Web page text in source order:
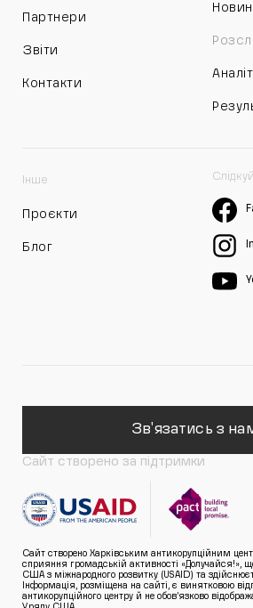
Партнери
Звіти
Контакти
Інше
Проєкти
Блог
Зв'язатись з
Сайт створено за підтримки
Сайт створено Харківським антикорупційним
сприяння громадській активності «Долучайся!»,
США з міжнародного розвитку (USAID) та
Інформація, розміщена на сайті, є винятковою
антикорупційного центру й не обов’язково